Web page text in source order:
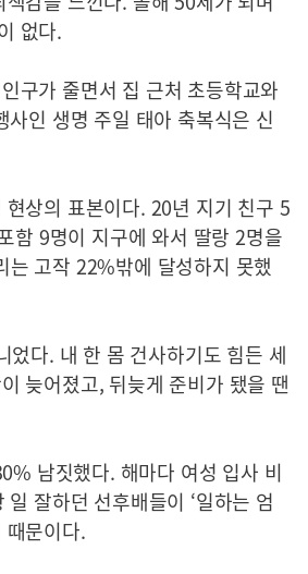
없다.
구가 줄면서 집 근처 초등학교와
인 생명 주일 태아 축복식은 신
상의 표본이다. 20년 지기 친구 5
함 9명이 지구에 와서 딸랑 2명을
는 고작 22%밖에 달성하지 못했
었다. 내 한 몸 건사하기도 힘든 세
늦어졌고, 뒤늦게 준비가 됐을 땐
남짓했다. 해마다 여성 입사 비
잘하던 선후배들이 ‘일하는 엄
때문이다.